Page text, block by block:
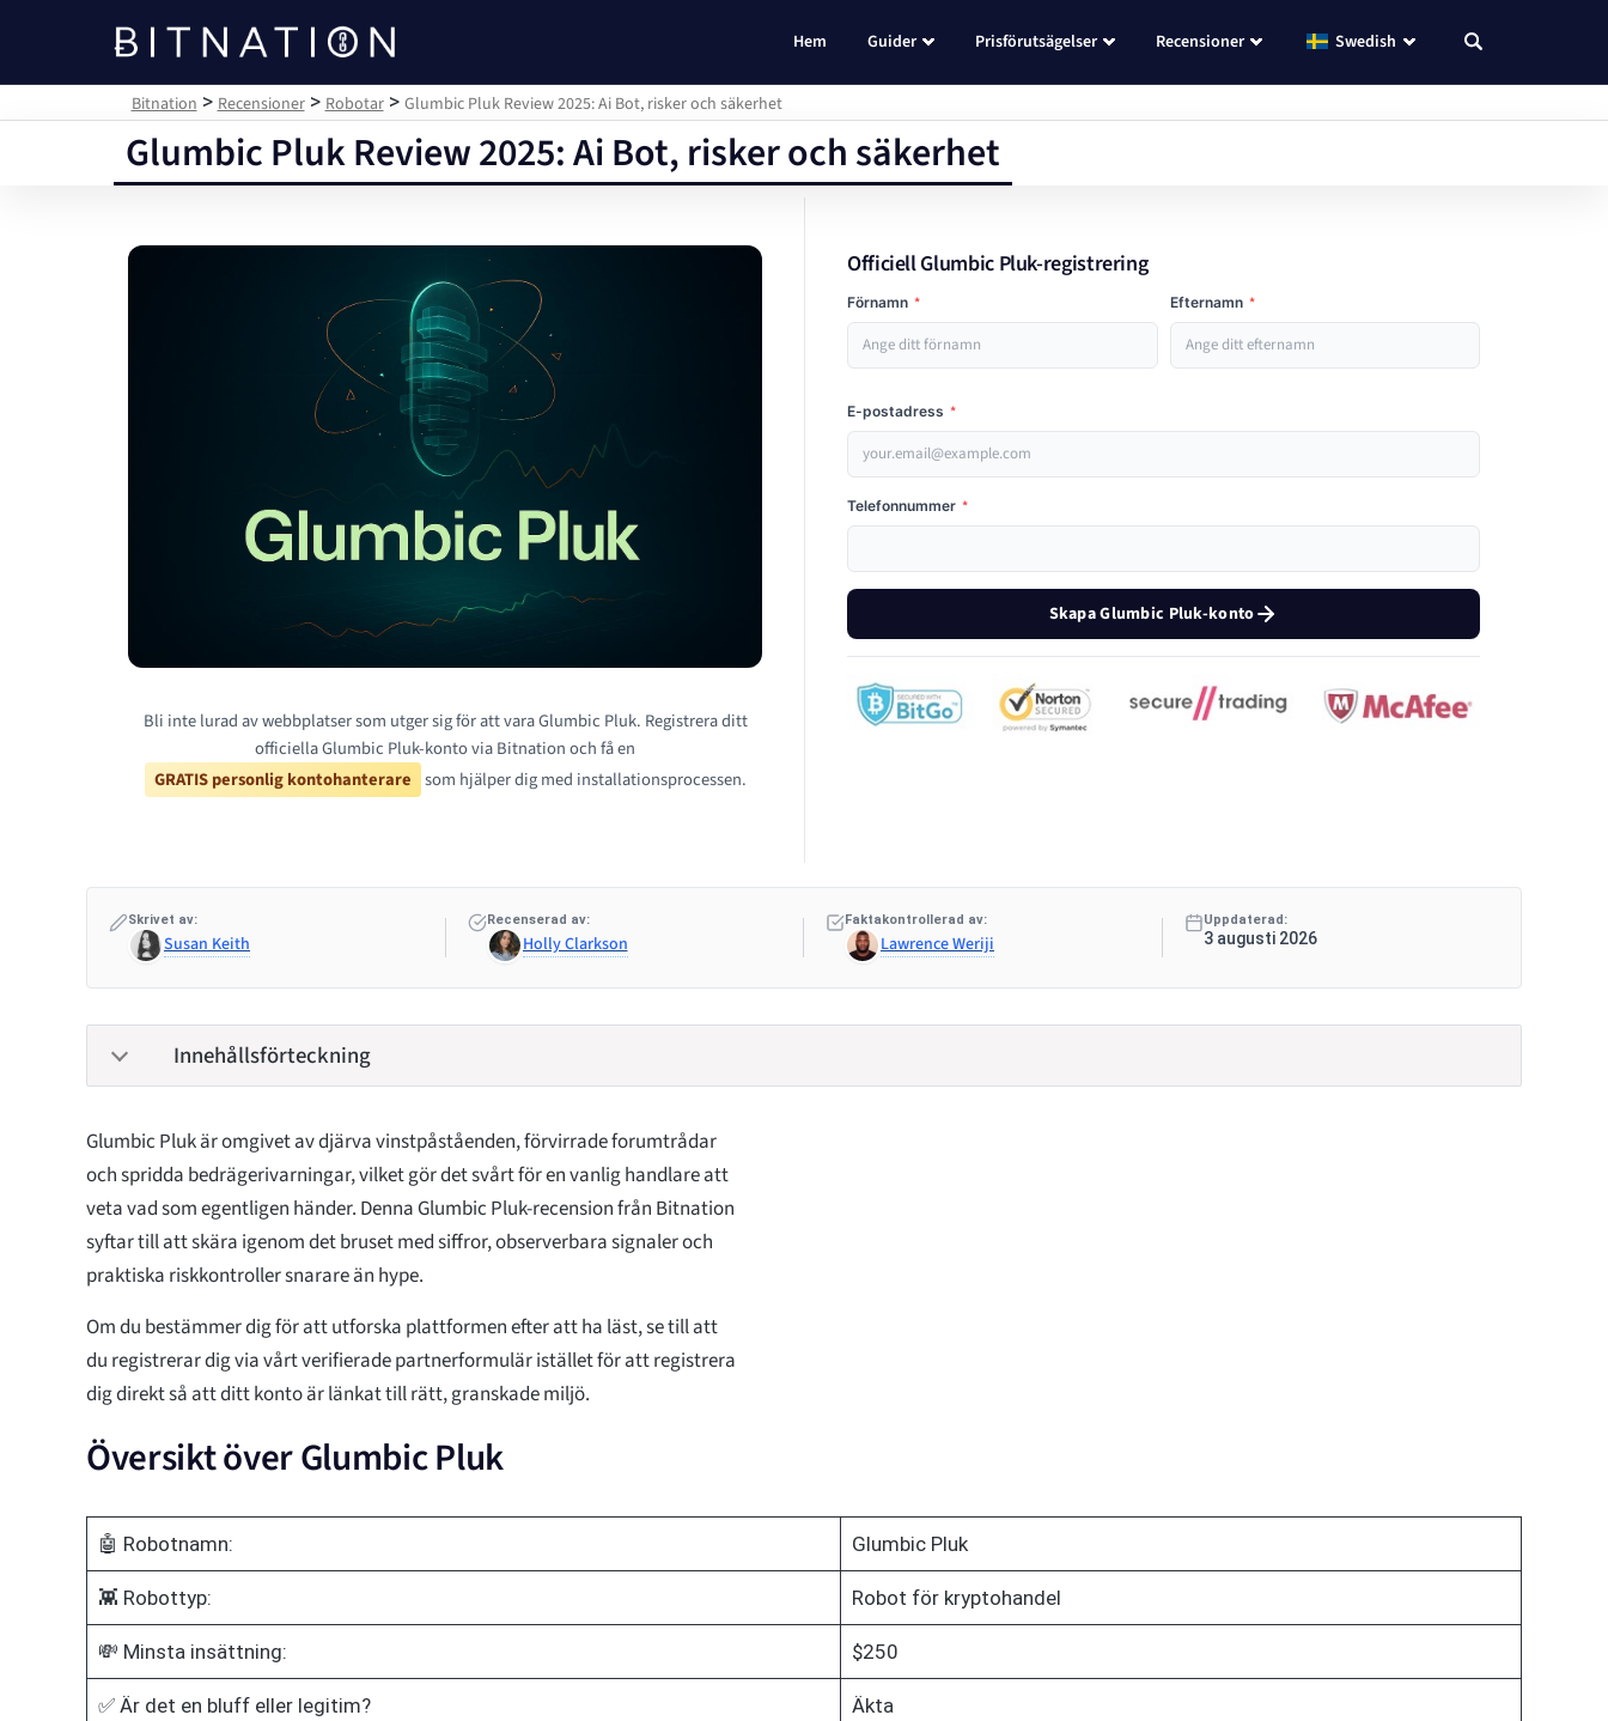
Bitnation
Hem Guider Prisförutsägelser Recensioner Swedish
Bitnation >Recensioner>Robotar> Glumbic Pluk Review 2025: Ai Bot, risker och säkerhet
Glumbic Pluk Review 2025: Ai Bot, risker och säkerhet
Bli inte lurad av webbplatser som utger sig för att vara Glumbic Pluk. Registrera ditt
officiella Glumbic Pluk-konto via Bitnation och få en
GRATIS personlig kontohanterare som hjälper dig med installationsprocessen.
Officiell Glumbic Pluk-registrering
Förnamn * Efternamn *
E-postadress *
Telefonnummer *
Skapa Glumbic Pluk-konto
Skrivet av:
Susan Keith
Recenserad av:
Holly Clarkson
Faktakontrollerad av:
Lawrence Weriji
Uppdaterad:
3 augusti 2026
Innehållsförteckning
Glumbic Pluk är omgivet av djärva vinstpåståenden, förvirrade forumtrådar
och spridda bedrägerivarningar, vilket gör det svårt för en vanlig handlare att
veta vad som egentligen händer. Denna Glumbic Pluk-recension från Bitnation
syftar till att skära igenom det bruset med siffror, observerbara signaler och
praktiska riskkontroller snarare än hype.
Om du bestämmer dig för att utforska plattformen efter att ha läst, se till att
du registrerar dig via vårt verifierade partnerformulär istället för att registrera
dig direkt så att ditt konto är länkat till rätt, granskade miljö.
Översikt över Glumbic Pluk
🤖 Robotnamn: Glumbic Pluk
👾 Robottyp: Robot för kryptohandel
💸 Minsta insättning: $250
✅ Är det en bluff eller legitim? Äkta